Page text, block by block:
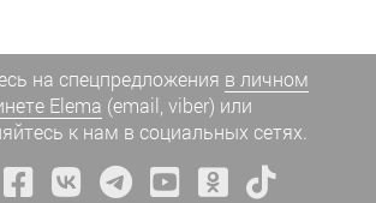
на спецпредложения в личном
Elema (email, viber) или
к нам в социальных сетях.